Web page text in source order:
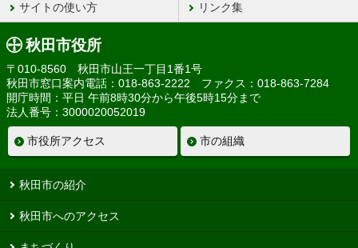
サイトの使い方 リンク集
秋田市役所
〒010-8560 秋田市山王一丁目1番1号
秋田市窓口案内電話：018-863-2222 ファクス：018-863-7284
開庁時間：平日 午前8時30分から午後5時15分まで
法人番号：3000020052019
市役所アクセス 市の組織
秋田市の紹介
秋田市へのアクセス